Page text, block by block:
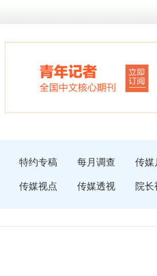
特约专稿 每月调查 传媒
传媒视点 传媒透视 院长